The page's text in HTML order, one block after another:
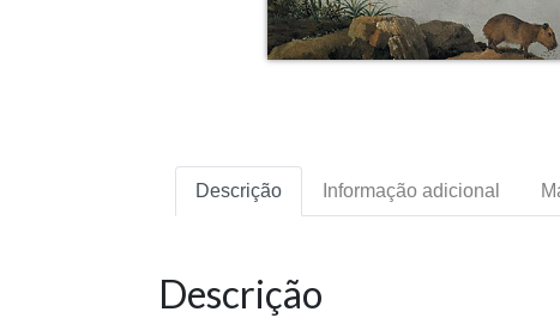
Descrição Informação adicional
Descrição